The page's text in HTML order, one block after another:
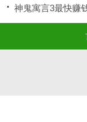
神鬼寓言3最快赚